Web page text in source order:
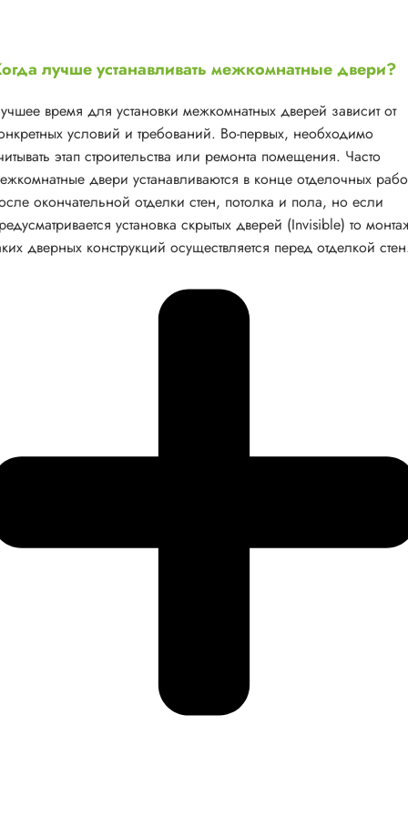
лучше устанавливать межкомнатные двери?
время для установки межкомнатных дверей зависит от
условий и требований. Во-первых, необходимо
этап строительства или ремонта помещения. Часто
двери устанавливаются в конце отделочных
окончательной отделки стен, потолка и пола, но если
установка скрытых дверей (Invisible) то
дверных конструкций осуществляется перед отделкой